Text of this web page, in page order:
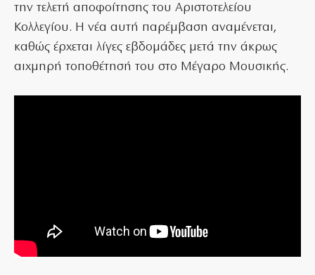
την τελετή αποφοίτησης του Αριστοτελείου
Κολλεγίου. Η νέα αυτή παρέμβαση αναμένεται,
καθώς έρχεται λίγες εβδομάδες μετά την άκρως
αιχμηρή τοποθέτησή του στο Μέγαρο Μουσικής.